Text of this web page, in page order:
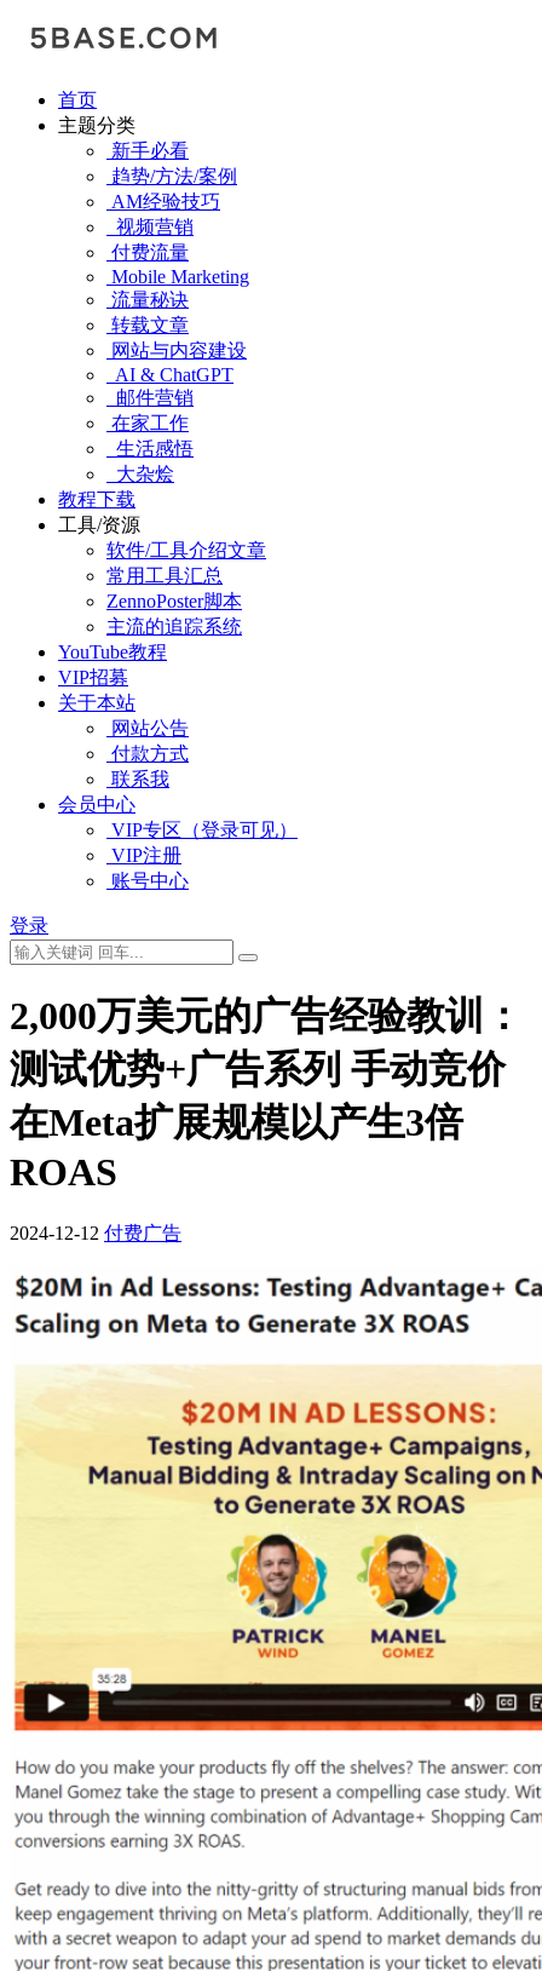
首页
主题分类
新手必看
趋势/方法/案例
AM经验技巧
视频营销
付费流量
Mobile Marketing
流量秘诀
转载文章
网站与内容建设
AI & ChatGPT
邮件营销
在家工作
生活感悟
大杂烩
教程下载
工具/资源
软件/工具介绍文章
常用工具汇总
ZennoPoster脚本
主流的追踪系统
YouTube教程
VIP招募
关于本站
网站公告
付款方式
联系我
会员中心
VIP专区（登录可见）
VIP注册
账号中心
登录
2,000万美元的广告经验教训：
测试优势+广告系列 手动竞价
在Meta扩展规模以产生3倍
ROAS
2024-12-12 付费广告